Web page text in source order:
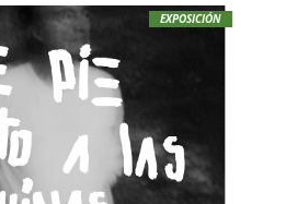
EXPOSICIÓN